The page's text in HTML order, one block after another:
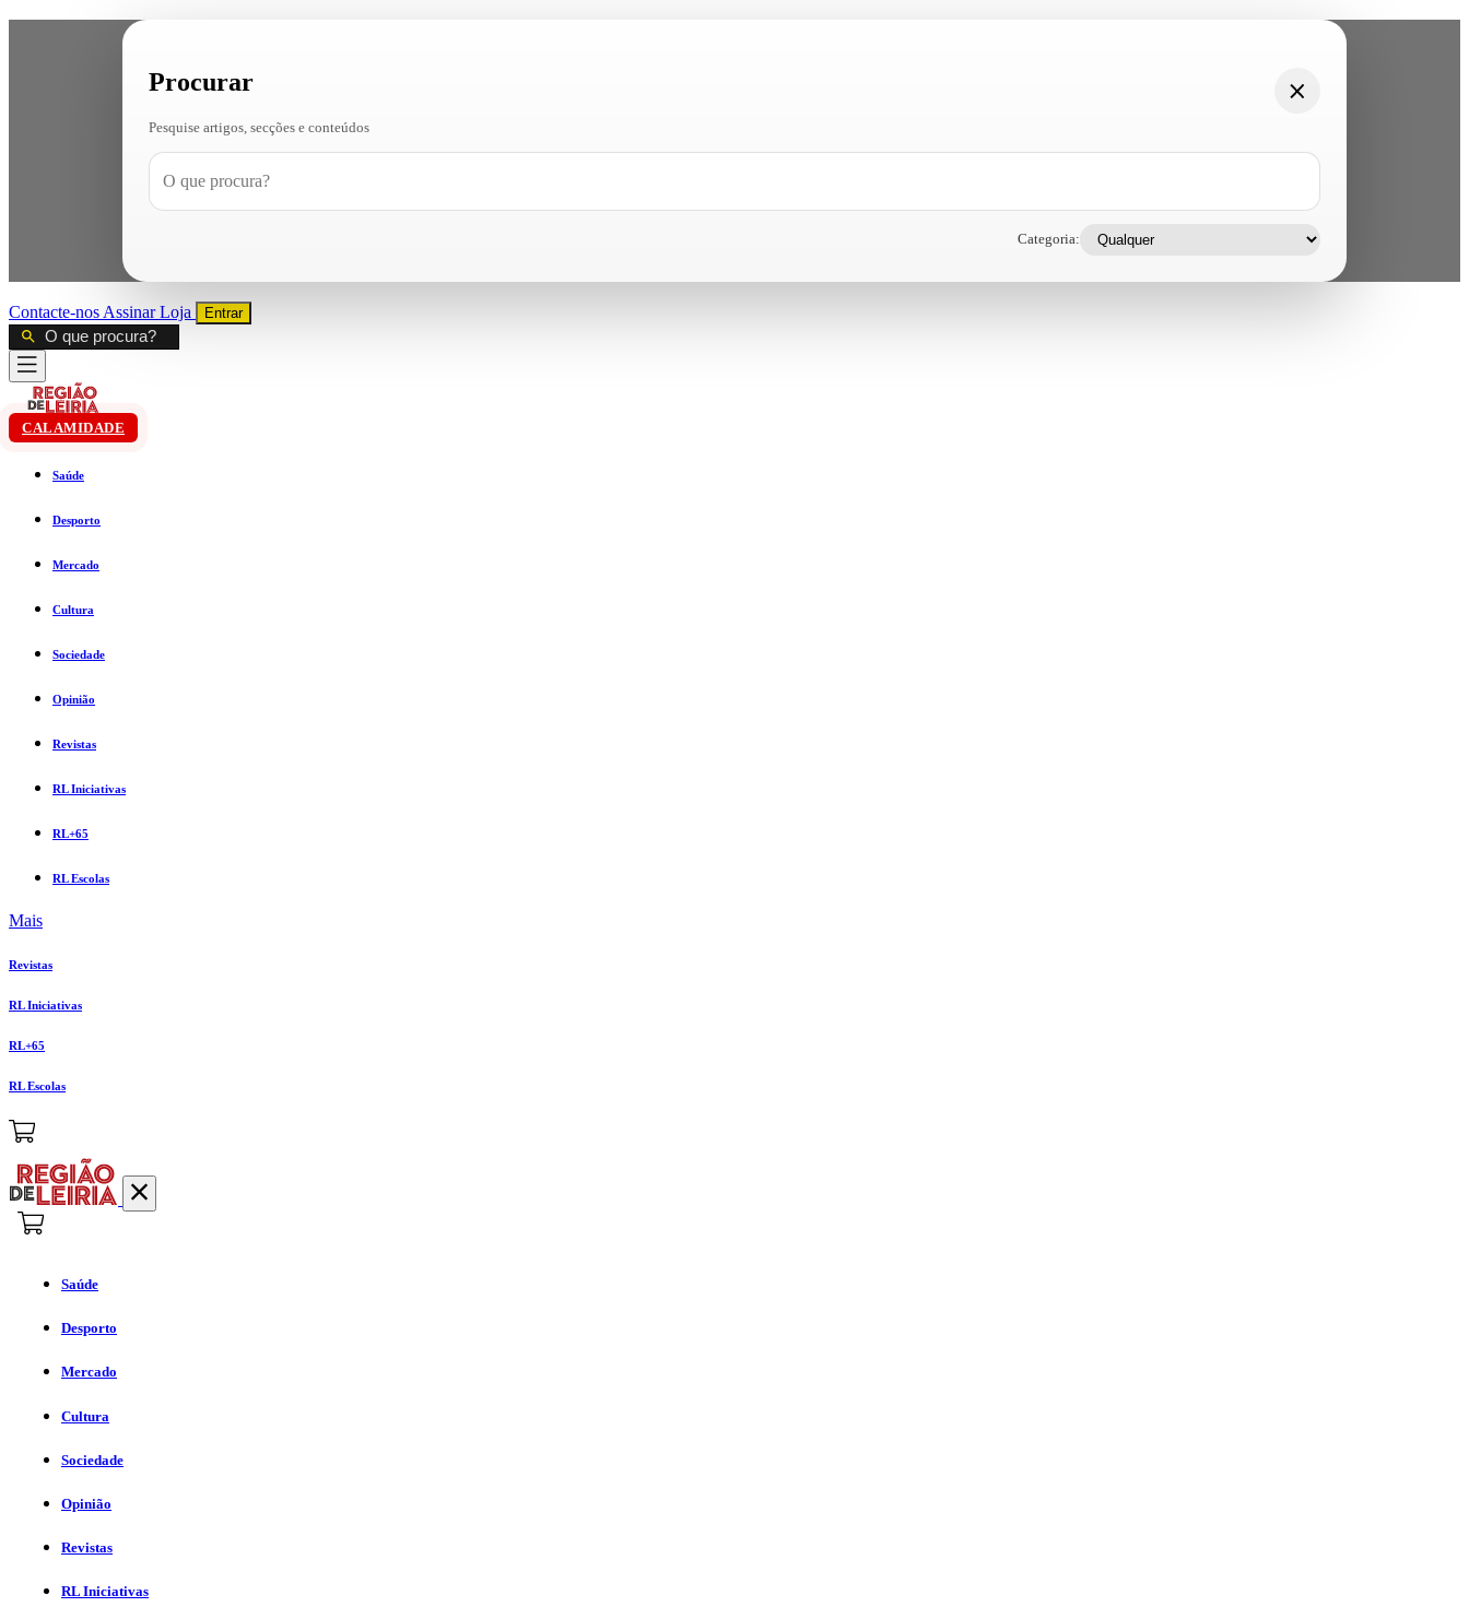
Procurar
Pesquise artigos, secções e conteúdos
Categoria:
Contacte-nos AssinarLoja Entrar
CALAMIDADE
Saúde
Desporto
Mercado
Cultura
Sociedade
Opinião
Revistas
RL Iniciativas
RL+65
RL Escolas
Mais
Revistas
RL Iniciativas
RL+65
RL Escolas
Saúde
Desporto
Mercado
Cultura
Sociedade
Opinião
Revistas
RL Iniciativas